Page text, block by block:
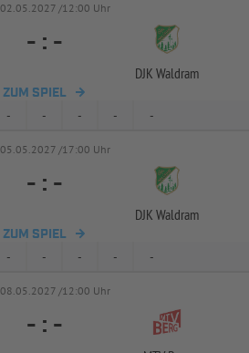
02.05.2027 /12:00 Uhr
- : -
DJK Waldram
ZUM SPIEL
- - - - -
05.05.2027 /17:00 Uhr
- : -
DJK Waldram
ZUM SPIEL
- - - - -
08.05.2027 /12:00 Uhr
- : -